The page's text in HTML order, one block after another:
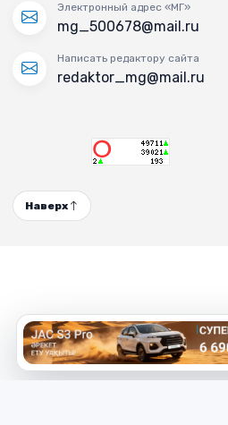
Электронный адрес «МГ»
mg_500678@mail.ru
Написать редактору сайта
redaktor_mg@mail.ru
Наверх